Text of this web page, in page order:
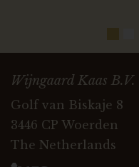
Wijngaard Kaas B.V.
Golf van Biskaje 8
3446 CP Woerden
The Netherlands